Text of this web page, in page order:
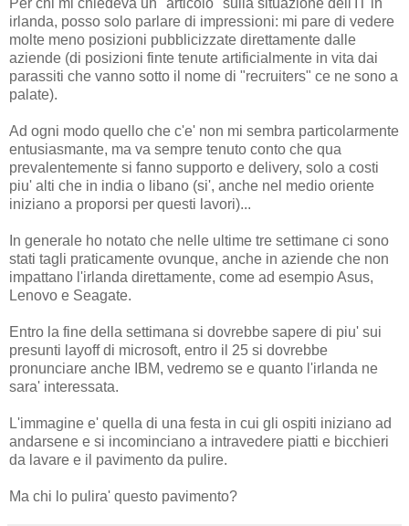
Per chi mi chiedeva un "articolo" sulla situazione dell'IT in
irlanda, posso solo parlare di impressioni: mi pare di vedere
molte meno posizioni pubblicizzate direttamente dalle
aziende (di posizioni finte tenute artificialmente in vita dai
parassiti che vanno sotto il nome di "recruiters" ce ne sono a
palate).
Ad ogni modo quello che c'e' non mi sembra particolarmente
entusiasmante, ma va sempre tenuto conto che qua
prevalentemente si fanno supporto e delivery, solo a costi
piu' alti che in india o libano (si', anche nel medio oriente
iniziano a proporsi per questi lavori)...
In generale ho notato che nelle ultime tre settimane ci sono
stati tagli praticamente ovunque, anche in aziende che non
impattano l'irlanda direttamente, come ad esempio Asus,
Lenovo e Seagate.
Entro la fine della settimana si dovrebbe sapere di piu' sui
presunti layoff di microsoft, entro il 25 si dovrebbe
pronunciare anche IBM, vedremo se e quanto l'irlanda ne
sara' interessata.
L'immagine e' quella di una festa in cui gli ospiti iniziano ad
andarsene e si incominciano a intravedere piatti e bicchieri
da lavare e il pavimento da pulire.
Ma chi lo pulira' questo pavimento?